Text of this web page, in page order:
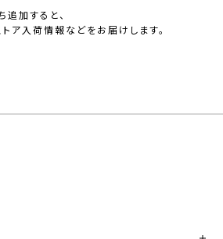
加すると、
ア入荷情報などをお届けします。